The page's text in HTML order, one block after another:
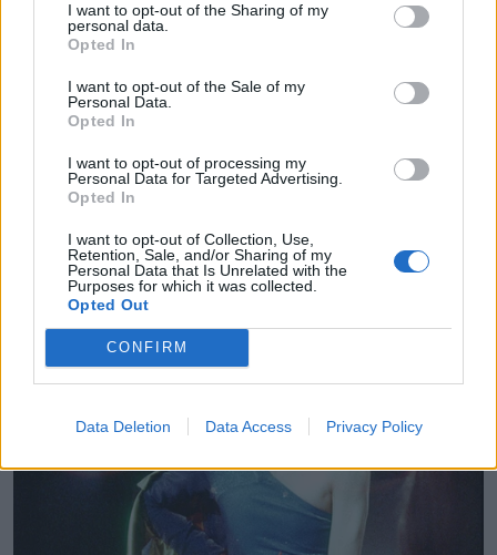
I want to opt-out of the Sharing of my
personal data.
Opted In
I want to opt-out of the Sale of my
Personal Data.
Opted In
I want to opt-out of processing my
Personal Data for Targeted Advertising.
Opted In
I want to opt-out of Collection, Use,
Retention, Sale, and/or Sharing of my
Personal Data that Is Unrelated with the
Purposes for which it was collected.
Opted Out
CONFIRM
Data Deletion Data Access Privacy Policy